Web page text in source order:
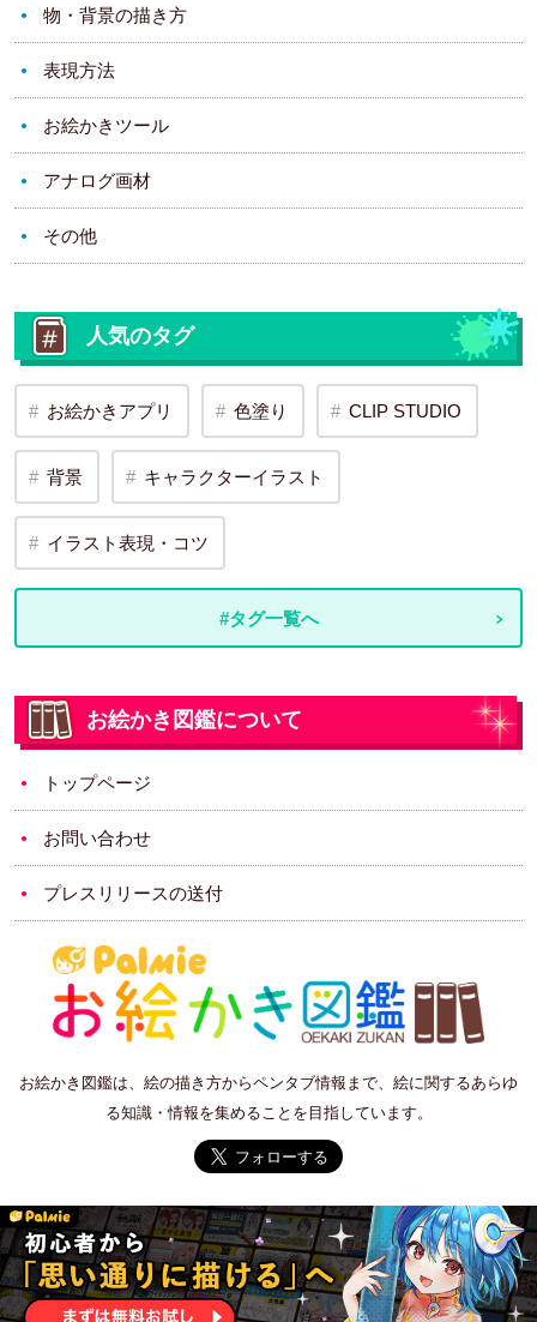
物・背景の描き方
表現方法
お絵かきツール
アナログ画材
その他
人気のタグ
お絵かきアプリ 色塗り CLIP STUDIO
背景 キャラクターイラスト
イラスト表現・コツ
#タグ一覧へ
お絵かき図鑑について
トップページ
お問い合わせ
プレスリリースの送付
お絵かき図鑑は、絵の描き方からペンタブ情報まで、絵に関するあらゆ
る知識・情報を集めることを目指しています。